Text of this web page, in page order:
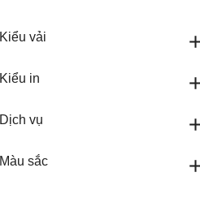
Kiểu vải
Kiểu in
Dịch vụ
Màu sắc